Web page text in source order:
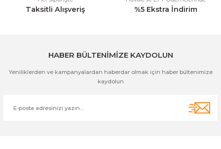
Taksitli Alışveriş %5 Ekstra İndirim
HABER BÜLTENİMİZE KAYDOLUN
Yeniliklerden ve kampanyalardan haberdar olmak için haber bültenimize
kaydolun